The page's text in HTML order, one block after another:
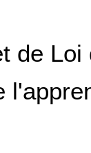
de Loi